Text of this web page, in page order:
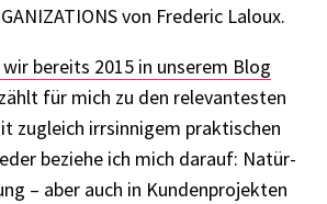
von Frede­ric Laloux.
bereits 2015 in unse­rem Blog
für mich zu den rele­van­tes­ten
zugleich irrsin­ni­gem prak­ti­schen
beziehe ich mich darauf: Natür­
– aber auch in Kunden­pro­jek­ten